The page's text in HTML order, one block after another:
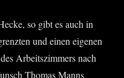
so gibt es auch in
und einen eige­nen
Arbeits­zim­mers nach
Tho­mas Manns